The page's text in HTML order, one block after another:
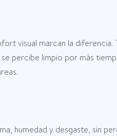
visual marcan la
percibe limpio por más
humedad y desgaste, sin